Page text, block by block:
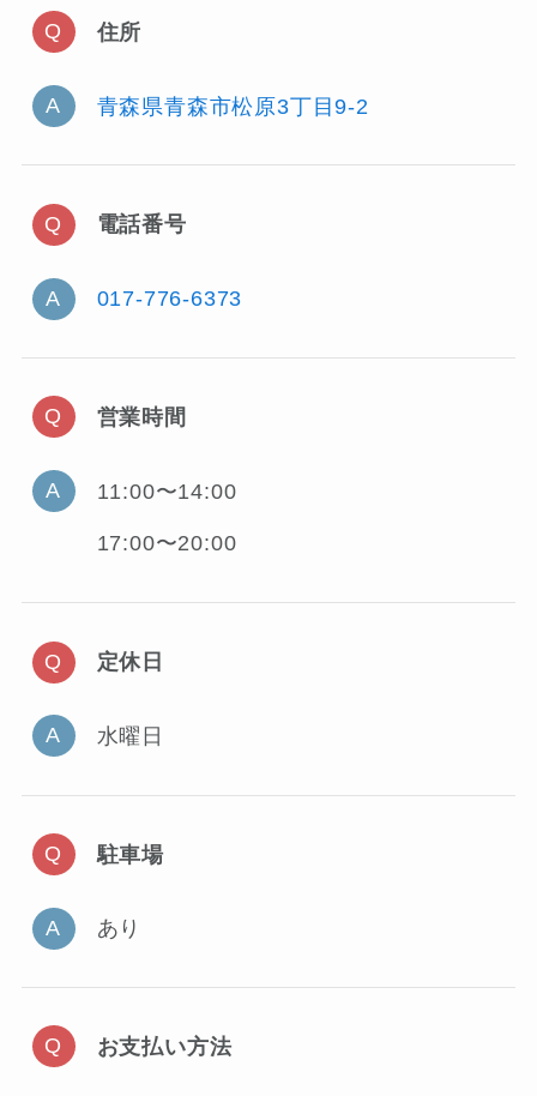
住所
青森県青森市松原3丁目9-2
電話番号
017-776-6373
営業時間
11:00〜14:00
17:00〜20:00
定休日
水曜日
駐車場
あり
お支払い方法